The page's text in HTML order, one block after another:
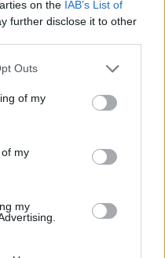
on the IAB’s List of
further disclose it to other
Outs
of my
my
my
και ο αρχηγός.
είναι ηγετικός
από εκεί που
ήδη προλάβει
σε όλη την
να παίξει…
ήταν αυτός που
για το 1-1.